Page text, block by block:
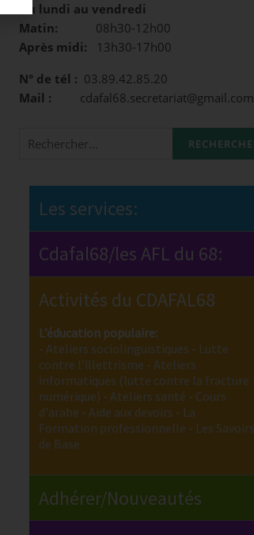
Du lundi au vendredi
Matin: 08h30-12h00
Après midi: 13h30-17h00
N° de tél : 03.89.42.85.20
Mail : cdafal68.secretariat@gmail.com